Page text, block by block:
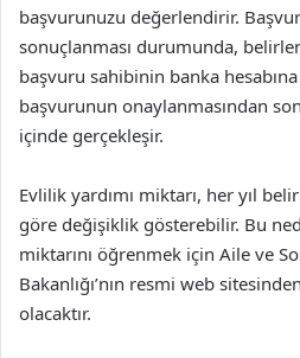
başvurunuzu değerlendirir.
sonuçlanması durumunda,
başvuru sahibinin banka hesabına
başvurunun onaylanmasından
içinde gerçekleşir.
Evlilik yardımı miktarı, her yıl
göre değişiklik gösterebilir. Bu
miktarını öğrenmek için Aile ve
Bakanlığı’nın resmi web
olacaktır.